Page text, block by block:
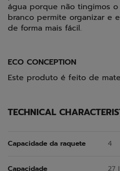
água porque não tingimos
branco permite organizar e
de forma mais fácil.
ECO CONCEPTION
Este produto é feito de
TECHNICAL
Capacidade da raquete 4
Capacidade 27 l